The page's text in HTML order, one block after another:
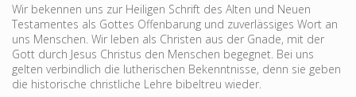
Wir bekennen uns zur Heiligen Schrift des Alten und Neuen
Testamentes als Gottes Offenbarung und zu­verlässiges Wort an
uns Menschen. Wir leben als Christen aus der Gnade, mit der
Gott durch Jesus Christus den Menschen begegnet. Bei uns
gelten verbind­lich die lutheri­schen Bekennt­nisse, denn sie geben
die historische christliche Lehre bibeltreu wieder.